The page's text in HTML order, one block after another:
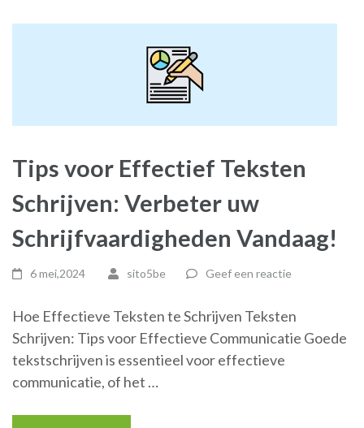
Tips voor Effectief Teksten
Schrijven: Verbeter uw
Schrijfvaardigheden Vandaag!
6 mei,2024 sito5be Geef een reactie
Hoe Effectieve Teksten te Schrijven Teksten
Schrijven: Tips voor Effectieve Communicatie Goede
tekstschrijven is essentieel voor effectieve
communicatie, of het …